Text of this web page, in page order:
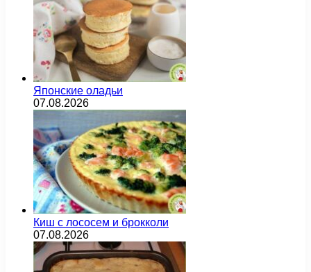
Японские оладьи
07.08.2026
Киш с лососем и брокколи
07.08.2026